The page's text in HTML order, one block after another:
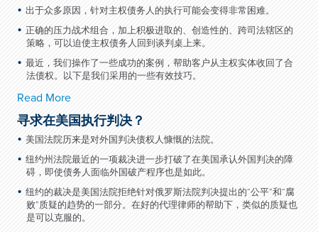
出于众多原因，针对主权债务人的执行可能会变得非常困难。
正确的压力战术组合，加上积极进取的、创造性的、跨司法辖区的
策略，可以迫使主权债务人回到谈判桌上来。
最近，我们操作了一些成功的案例，帮助客户从主权实体收回了合
法债权。以下是我们采用的一些有效技巧。
Read More
寻求在美国执行判决？
美国法院历来是对外国判决债权人慷慨的法院。
纽约州法院最近的一项裁决进一步打破了在美国承认外国判决的障
碍，即使债务人面临外国破产程序也是如此。
纽约的裁决是美国法院拒绝针对俄罗斯法院判决提出的“公平”和“腐
败”质疑的趋势的一部分。在好的代理律师的帮助下，类似的质疑也
是可以克服的。